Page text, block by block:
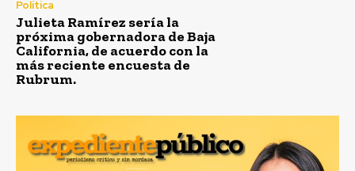
Política
Julieta Ramírez sería la
próxima gobernadora de Baja
California, de acuerdo con la
más reciente encuesta de
Rubrum.